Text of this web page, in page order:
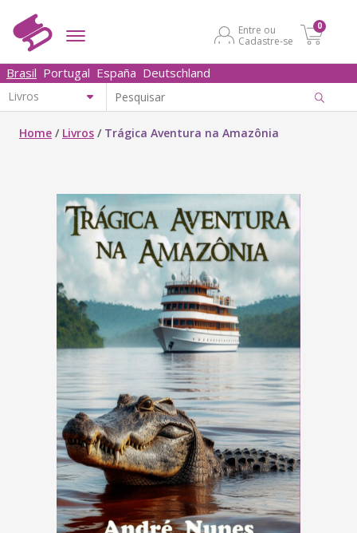
Entre ou
Cadastre-se
0
Brasil Portugal España Deutschland
Home / Livros / Trágica Aventura na Amazônia